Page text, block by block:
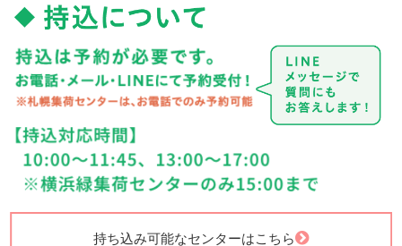
持ち込み可能なセンターはこちら